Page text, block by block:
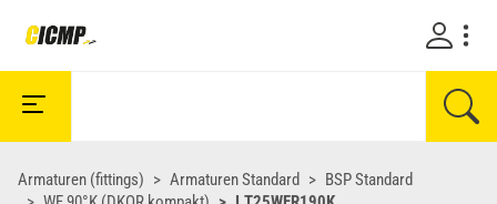
Armaturen (fittings) Armaturen Standard
BSP Standard